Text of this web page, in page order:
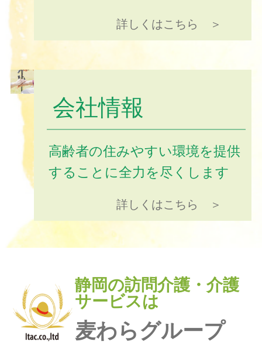
詳しくはこちら ＞
会社情報
高齢者の住みやすい環境を提供
することに全力を尽くします
詳しくはこちら ＞
静岡の訪問介護・介護
サービスは
麦わらグループ